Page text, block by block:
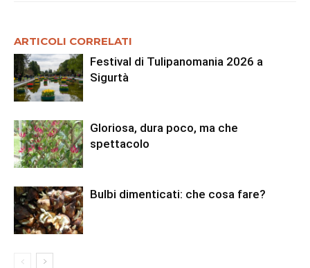
ARTICOLI CORRELATI
Festival di Tulipanomania 2026 a
Sigurtà
Gloriosa, dura poco, ma che
spettacolo
Bulbi dimenticati: che cosa fare?